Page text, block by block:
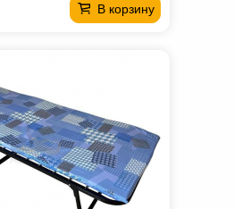
В корзину